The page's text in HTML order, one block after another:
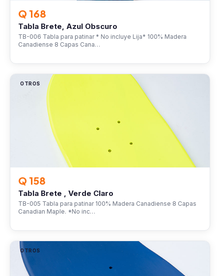
Q 168
Tabla Brete, Azul Obscuro
TB-006 Tabla para patinar * No incluye Lija* 100% Madera
Canadiense 8 Capas Cana…
OTROS
Q 158
Tabla Brete , Verde Claro
TB-005 Tabla para patinar 100% Madera Canadiense 8 Capas
Canadian Maple. *No inc…
OTROS